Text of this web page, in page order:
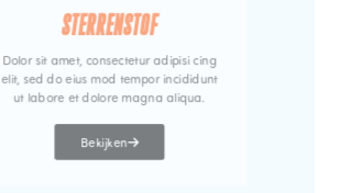
STERRENSTOF
Dolor sit amet, consectetur adipisi cing
elit, sed do eius mod tempor incididunt
ut labore et dolore magna aliqua.
Bekijken